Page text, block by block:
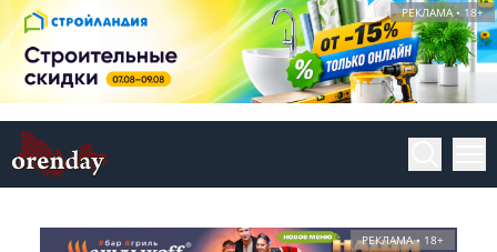
РЕКЛАМА • 18+
РЕКЛАМА • 18+